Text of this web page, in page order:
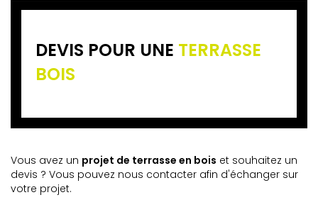
DEVIS POUR UNE TERRASSE
BOIS
Vous avez un projet de terrasse en bois et souhaitez un
devis ? Vous pouvez nous contacter afin d'échanger sur
votre projet.